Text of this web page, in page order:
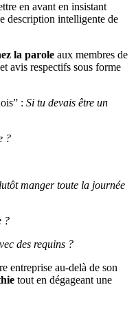
en avant en insistant
description intelligente de
la parole aux membres de
avis respectifs sous forme
: Si tu devais être un
?
manger toute la journée
?
des requins ?
entreprise au-delà de son
tout en dégageant une